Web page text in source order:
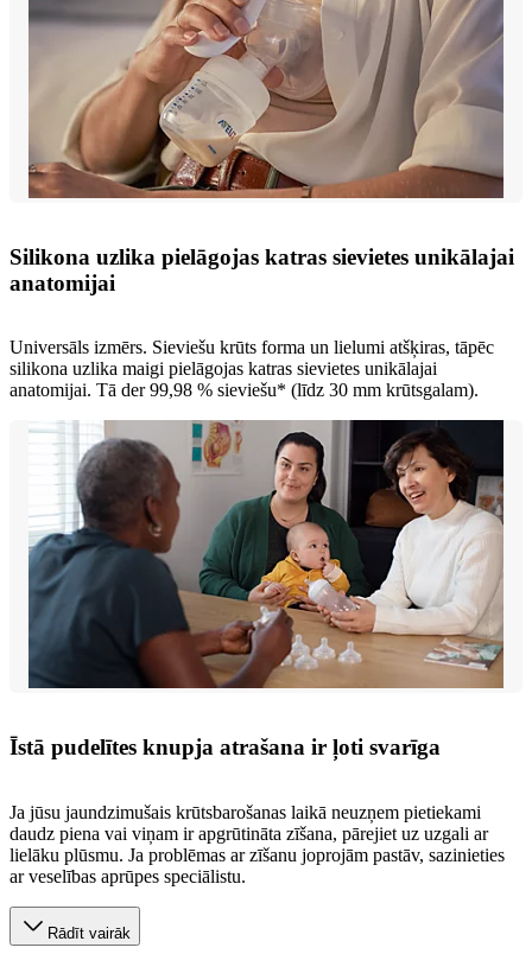
Silikona uzlika pielāgojas katras sievietes unikālajai
anatomijai
Universāls izmērs. Sieviešu krūts forma un lielumi atšķiras, tāpēc
silikona uzlika maigi pielāgojas katras sievietes unikālajai
anatomijai. Tā der 99,98 % sieviešu* (līdz 30 mm krūtsgalam).
Īstā pudelītes knupja atrašana ir ļoti svarīga
Ja jūsu jaundzimušais krūtsbarošanas laikā neuzņem pietiekami
daudz piena vai viņam ir apgrūtināta zīšana, pārejiet uz uzgali ar
lielāku plūsmu. Ja problēmas ar zīšanu joprojām pastāv, sazinieties
ar veselības aprūpes speciālistu.
Rādīt vairāk